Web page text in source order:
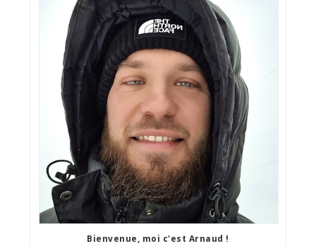
Bienvenue, moi c'est Arnaud !